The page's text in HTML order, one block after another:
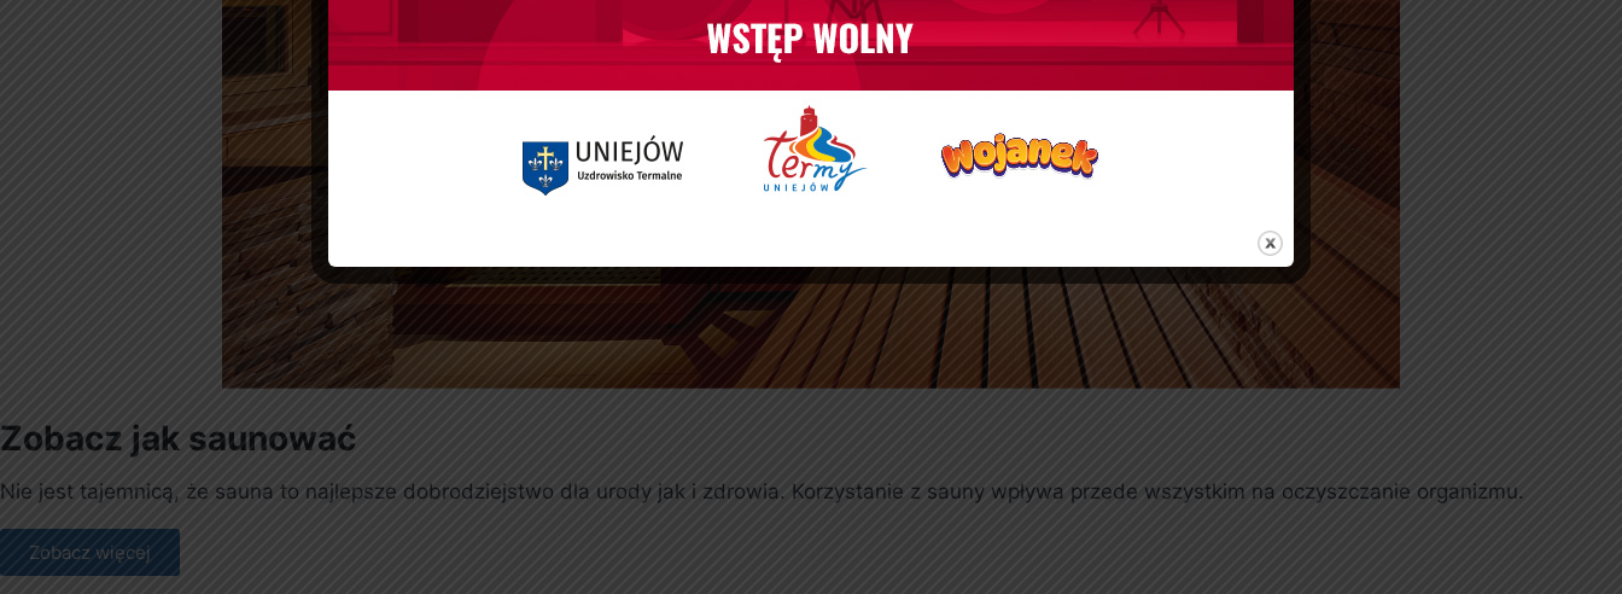
Zobacz jak saunować
Nie jest tajemnicą, że sauna to najlepsze dobrodziejstwo dla urody jak i zdrowia. Korzystanie z sauny wpływa przede wszystkim na oczyszczanie organizmu.
Zobacz więcej